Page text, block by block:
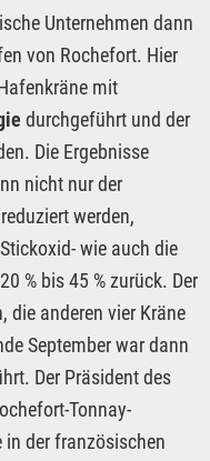
Unternehmen dann
von Rochefort. Hier
mit
durchgeführt und der
Die Ergebnisse
nicht nur der
werden,
wie auch die
% bis 45 % zurück. Der
die anderen vier Kräne
September war dann
Der Präsident des
Tonnay-
in der französischen